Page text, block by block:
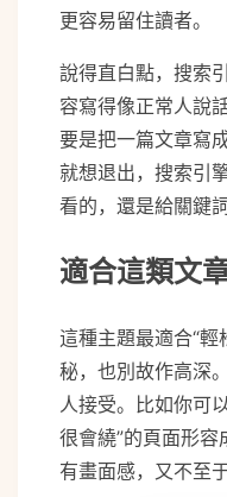
更容易留住讀者。
說得直白點，搜索
容寫得像正常人說
要是把一篇文章寫
就想退出，搜索引
看的，還是給關鍵
適合這類文
這種主題最適合“輕
秘，也別故作高深
人接受。比如你可
很會繞”的頁面形容
有畫面感，又不至于